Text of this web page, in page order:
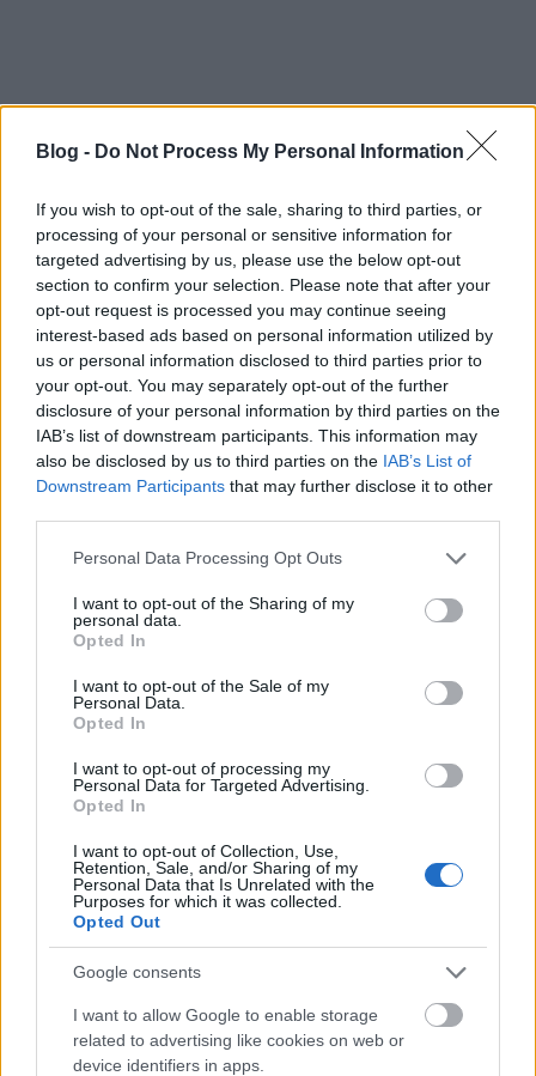
Blog - Do Not Process My Personal Information
If you wish to opt-out of the sale, sharing to third parties, or
processing of your personal or sensitive information for
targeted advertising by us, please use the below opt-out
section to confirm your selection. Please note that after your
opt-out request is processed you may continue seeing
interest-based ads based on personal information utilized by
us or personal information disclosed to third parties prior to
your opt-out. You may separately opt-out of the further
disclosure of your personal information by third parties on the
IAB’s list of downstream participants. This information may
also be disclosed by us to third parties on the IAB’s List of
Downstream Participants that may further disclose it to other
Please note that this website/app uses one or more Google
not limited to your visit or usage behaviour. You may click to
grant or deny consent to Google and its third-party tags to
use your data for below specified purposes in below Google
consent section.
Personal Data Processing Opt Outs
I want to opt-out of the Sharing of my
personal data.
Opted In
I want to opt-out of the Sale of my
Personal Data.
Opted In
I want to opt-out of processing my
Personal Data for Targeted Advertising.
Opted In
I want to opt-out of Collection, Use,
Retention, Sale, and/or Sharing of my
Personal Data that Is Unrelated with the
Purposes for which it was collected.
Opted Out
Google consents
I want to allow Google to enable storage
related to advertising like cookies on web or
device identifiers in apps.
Egry József Szőlőhegyen, 1927 44,5×62,5 cm
olajpasztell, papír Jel: j.l. Egry József
BadacsonyReprodukálva: Láncz Sándor, 1980 -
Ez a badacsonyi hegyoldalt ábrázoló huszas
évekbeli festmény tipikus gömbölyded fácskáival és
szögletes présházaival nemcsak technikája, vagy
kiváló vizuális példát szolgáltat a mester egyik
legszebb formai ars poeticájához:
"Mikor a reggeli nap szétdobja a felhőket és vörös
kontúrba foglalja a sugarába eső dolgokat, az
árnyékok kékbe nyújtva változtatják formájukat s
helyüket. Fényben felnyúlnak a tárgyak és
refrénszerűen ismétlődnek az árnyékvonalak, így a
kontúr is egy bizonyos színritmussá válik." (Egry
breviárium, 162.)